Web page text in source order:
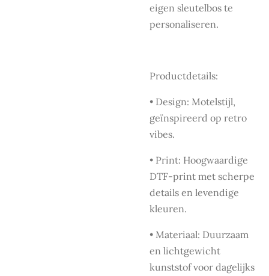
eigen sleutelbos te
personaliseren.
Productdetails:
• Design: Motelstijl,
geïnspireerd op retro
vibes.
• Print: Hoogwaardige
DTF-print met scherpe
details en levendige
kleuren.
• Materiaal: Duurzaam
en lichtgewicht
kunststof voor dagelijks